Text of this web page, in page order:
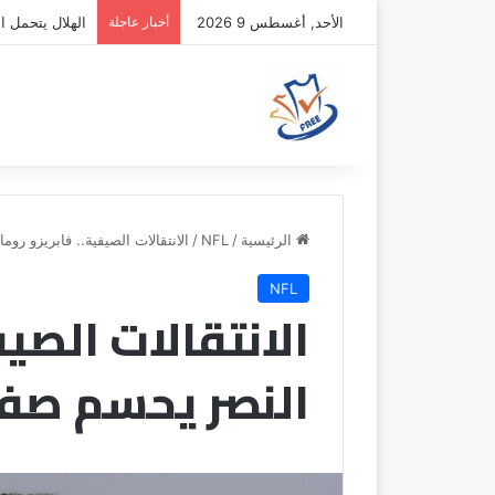
الأحد, أغسطس 9 2026 أخبار عاجلة الهلال يتحمل
الرئيسية /
NFL
/ الانتقالات الصيفية.. فابريزو
NFL
الانتقالات
النصر يحسم